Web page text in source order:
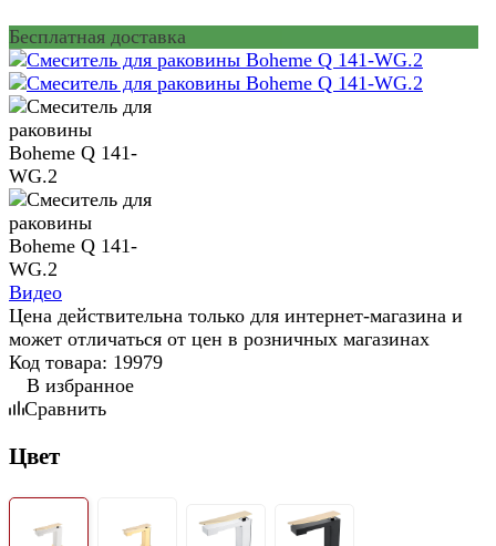
Бесплатная доставка
Видео
Цена действительна только для интернет-магазина и
может отличаться от цен в розничных магазинах
Код товара: 19979
В избранное
Сравнить
Цвет